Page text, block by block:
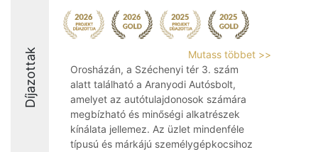
Díjazottak
Mutass többet >>
Orosházán, a Széchenyi tér 3. szám
alatt található a Aranyodi Autósbolt,
amelyet az autótulajdonosok számára
megbízható és minőségi alkatrészek
kínálata jellemez. Az üzlet mindenféle
típusú és márkájú személygépkocsihoz